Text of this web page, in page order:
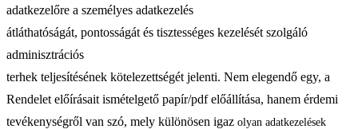
adatkezelőre a személyes adatkezelés
átláthatóságát, pontosságát és tisztességes kezelését szolgáló
adminisztrációs
terhek teljesítésének kötelezettségét jelenti. Nem elegendő egy, a
Rendelet előírásait ismételgető papír/pdf előállítása, hanem érdemi
tevékenységről van szó, mely különösen igaz olyan adatkezelések